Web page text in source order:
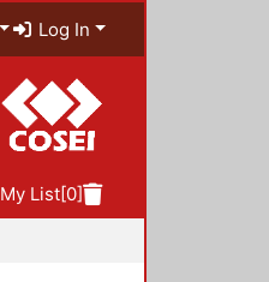
Log In
My List[0]